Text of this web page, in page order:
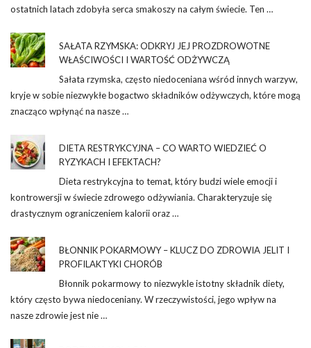
ostatnich latach zdobyła serca smakoszy na całym świecie. Ten …
SAŁATA RZYMSKA: ODKRYJ JEJ PROZDROWOTNE
WŁAŚCIWOŚCI I WARTOŚĆ ODŻYWCZĄ
Sałata rzymska, często niedoceniana wśród innych warzyw,
kryje w sobie niezwykłe bogactwo składników odżywczych, które mogą
znacząco wpłynąć na nasze …
DIETA RESTRYKCYJNA – CO WARTO WIEDZIEĆ O
RYZYKACH I EFEKTACH?
Dieta restrykcyjna to temat, który budzi wiele emocji i
kontrowersji w świecie zdrowego odżywiania. Charakteryzuje się
drastycznym ograniczeniem kalorii oraz …
BŁONNIK POKARMOWY – KLUCZ DO ZDROWIA JELIT I
PROFILAKTYKI CHORÓB
Błonnik pokarmowy to niezwykle istotny składnik diety,
który często bywa niedoceniany. W rzeczywistości, jego wpływ na
nasze zdrowie jest nie …